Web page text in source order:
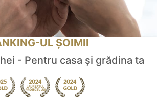
UL ȘOIMII
- Pentru casa și grădina ta